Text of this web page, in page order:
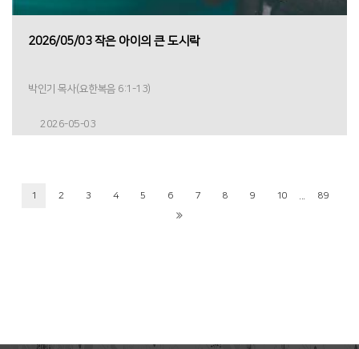
2026/05/03 작은 아이의 큰 도시락
박인기 목사(요한복음 6:1-13)
2026-05-03
1 2 3 4 5 6 7 8 9 10 89